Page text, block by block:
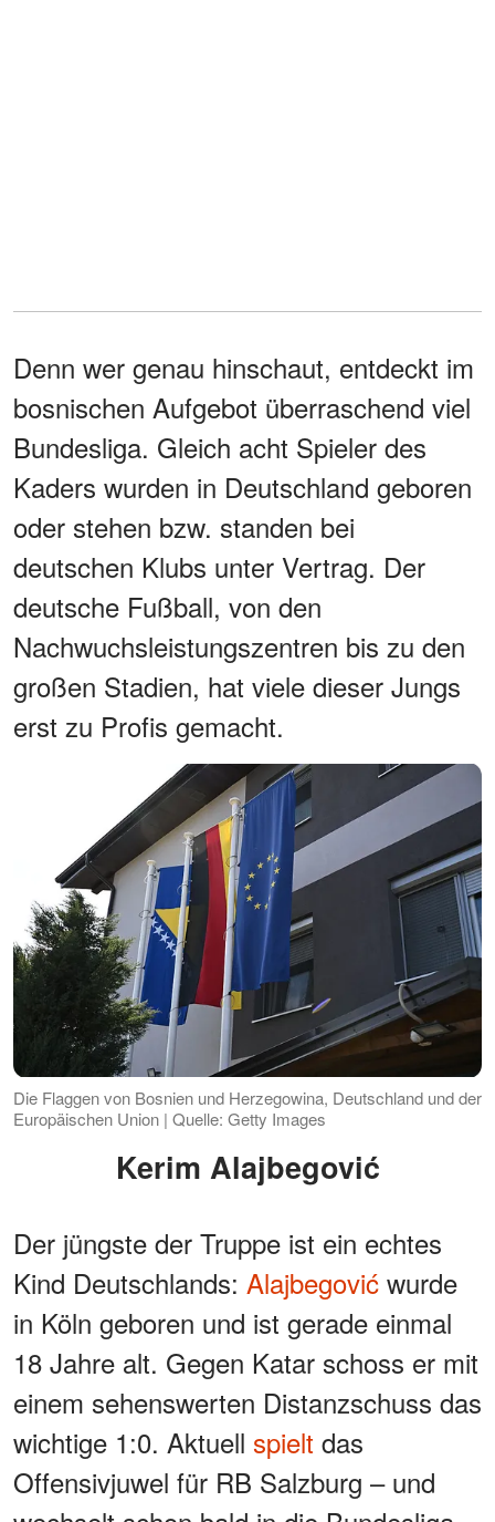
Denn wer genau hinschaut, entdeckt im
bosnischen Aufgebot überraschend viel
Bundesliga. Gleich acht Spieler des
Kaders wurden in Deutschland geboren
oder stehen bzw. standen bei
deutschen Klubs unter Vertrag. Der
deutsche Fußball, von den
Nachwuchsleistungszentren bis zu den
großen Stadien, hat viele dieser Jungs
erst zu Profis gemacht.
Die Flaggen von Bosnien und Herzegowina, Deutschland und der
Europäischen Union | Quelle: Getty Images
Kerim Alajbegović
Der jüngste der Truppe ist ein echtes
Kind Deutschlands: Alajbegović wurde
in Köln geboren und ist gerade einmal
18 Jahre alt. Gegen Katar schoss er mit
einem sehenswerten Distanzschuss das
wichtige 1:0. Aktuell spielt das
Offensivjuwel für RB Salzburg – und